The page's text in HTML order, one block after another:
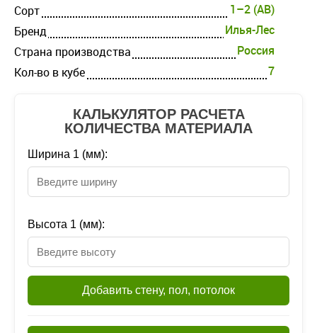
Cорт
1–2 (AB)
Бренд
Илья-Лес
Страна производства
Россия
Кол-во в кубе
7
КАЛЬКУЛЯТОР РАСЧЕТА
КОЛИЧЕСТВА МАТЕРИАЛА
Ширина 1 (мм):
Высота 1 (мм):
Добавить стену, пол, потолок